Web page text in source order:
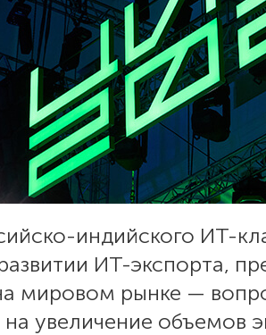
индийского ИТ-
ИТ-экспорта,
мировом рынке —
увеличение объемов